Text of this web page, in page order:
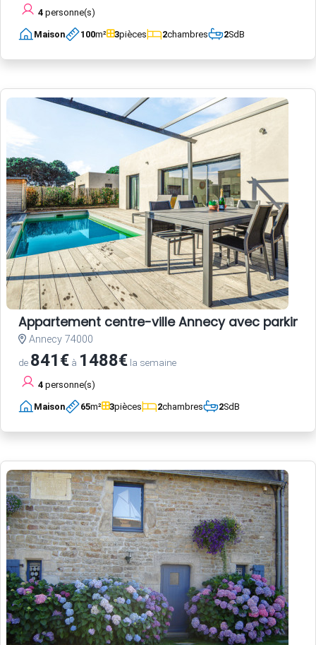
4 personne(s)
Maison 100m² 3pièces 2chambres 2SdB
Appartement centre-ville Annecy avec parking
Annecy 74000
de 841€ à 1488€ la semaine
4 personne(s)
Maison 65m² 3pièces 2chambres 2SdB